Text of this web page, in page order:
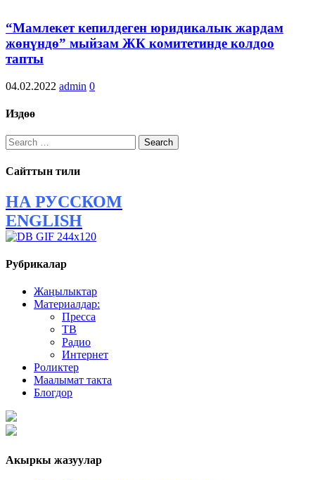
“Мамлекет кепилдеген юридикалык жардам
жөнүндө” мыйзам ЖК комитетинде колдоо
тапты
04.02.2022 admin 0
Издөө
Search
for:
Сайттын тили
НА РУССКОМ
ENGLISH
Рубрикалар
Жаңылыктар
Материалдар:
Пресса
ТВ
Радио
Интернет
Роликтер
Маалымат такта
Блогдор
Акыркы жазуулар